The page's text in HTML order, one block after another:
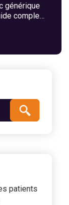
générique
complet
patients